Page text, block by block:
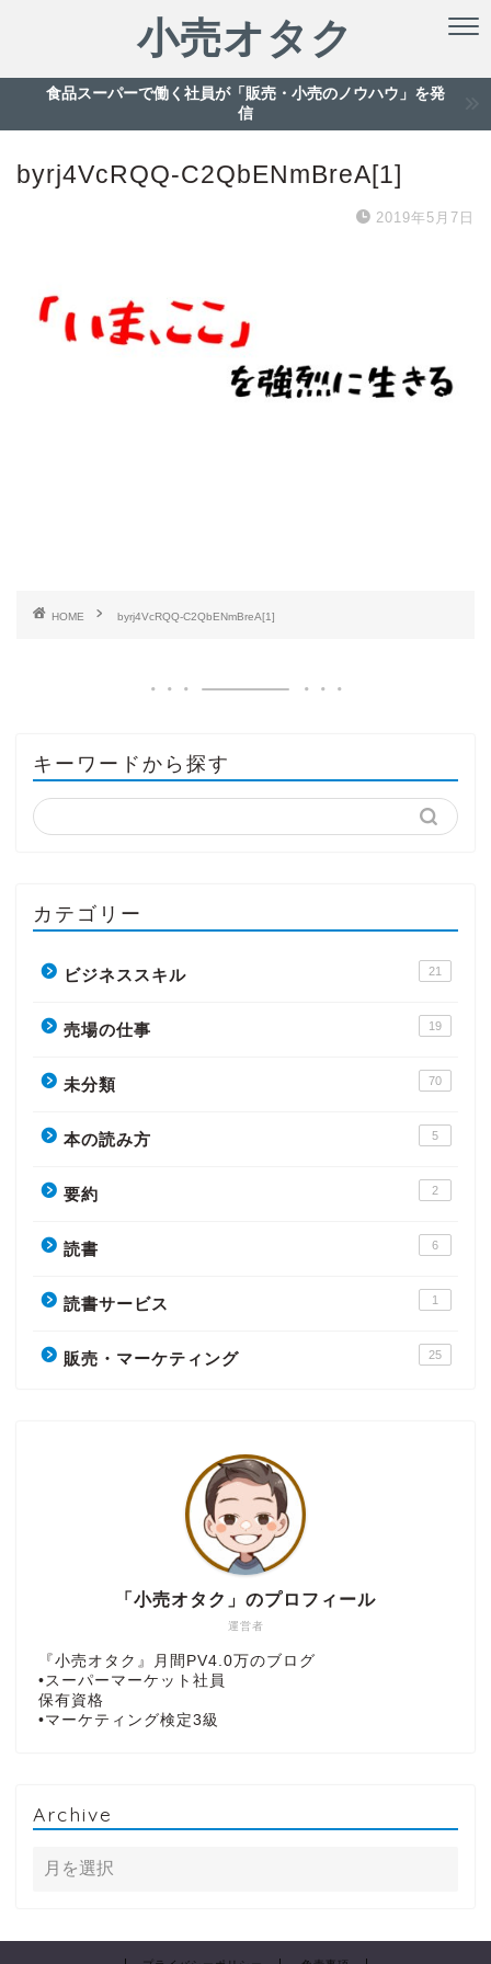
小売オタク
食品スーパーで働く社員が「販売・小売のノウハウ」を発
信
byrj4VcRQQ-C2QbENmBreA[1]
2019年5月7日
HOME byrj4VcRQQ-C2QbENmBreA[1]
キーワードから探す
カテゴリー
ビジネススキル 21
売場の仕事 19
未分類 70
本の読み方 5
要約 2
読書 6
読書サービス 1
販売・マーケティング 25
運営者
「小売オタク」のプロフィール
『小売オタク』月間PV4.0万のブログ
•スーパーマーケット社員
保有資格
•マーケティング検定3級
Archive